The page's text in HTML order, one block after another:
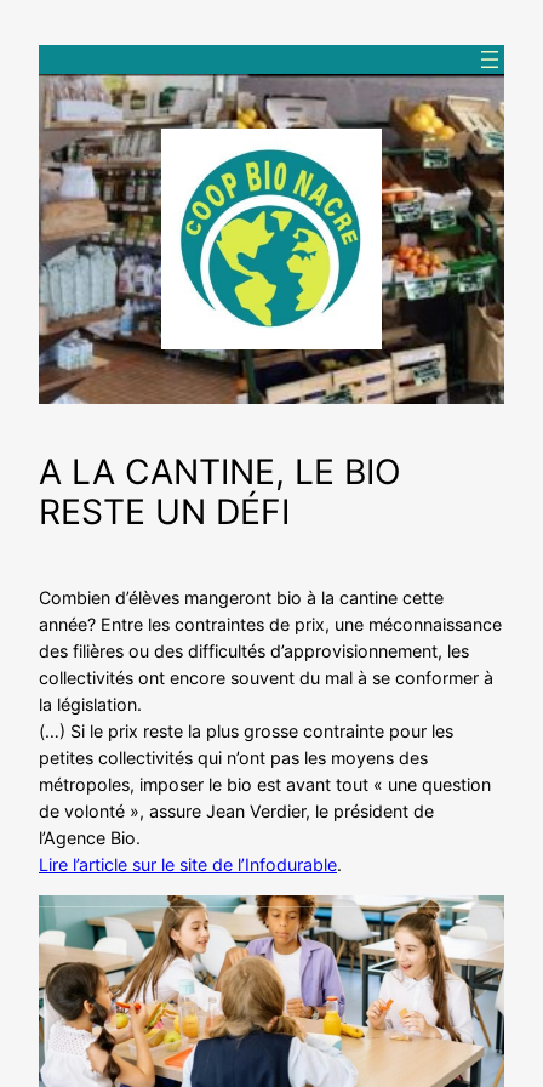
contenu
A LA CANTINE, LE BIO
RESTE UN DÉFI
Combien d’élèves mangeront bio à la cantine cette
année? Entre les contraintes de prix, une méconnaissance
des filières ou des difficultés d’approvisionnement, les
collectivités ont encore souvent du mal à se conformer à
la législation.
(…) Si le prix reste la plus grosse contrainte pour les
petites collectivités qui n’ont pas les moyens des
métropoles, imposer le bio est avant tout « une question
de volonté », assure Jean Verdier, le président de
l’Agence Bio.
Lire l’article sur le site de l’Infodurable.